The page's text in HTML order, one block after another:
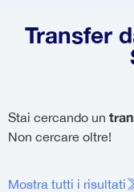
Transfer
Stai cercando un
Non cercare oltre!
Mostra tutti i risultati